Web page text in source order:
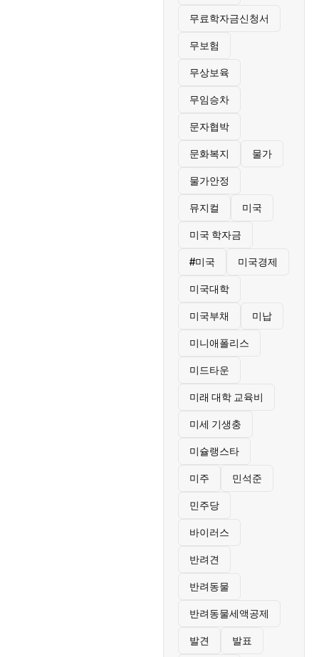
무료학자금신청서
무보험
무상보육
무임승차
문자협박
문화복지 물가
물가안정
뮤지컬 미국
미국 학자금
#미국 미국경제
미국대학
미국부채 미납
미니애폴리스
미드타운
미래 대학 교육비
미세 기생충
미슐랭스타
미주 민석준
민주당
바이러스
반려견
반려동물
반려동물세액공제
발견 발표